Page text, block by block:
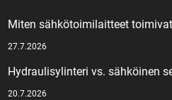
Miten sähkötoimilaitteet
27.7.2026
Hydraulisylinteri vs. sähköinen
20.7.2026